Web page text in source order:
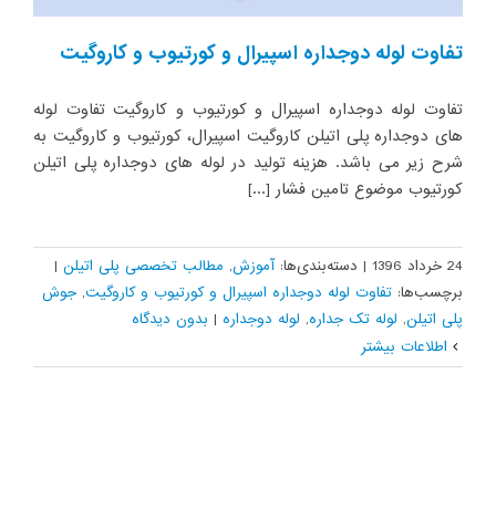
تفاوت لوله دوجداره اسپیرال و کورتیوب و کاروگیت
تفاوت لوله دوجداره اسپیرال و کورتیوب و کاروگیت تفاوت لوله
های دوجداره پلی اتیلن کاروگیت اسپیرال، کورتیوب و کاروگیت به
شرح زیر می باشد. هزینه تولید در لوله های دوجداره پلی اتیلن
کورتیوب موضوع تامین فشار [...]
24 خرداد 1396 | دسته‌بندی‌ها: آموزش, مطالب تخصصی پلی اتیلن |
برچسب‌ها: تفاوت لوله دوجداره اسپیرال و کورتیوب و کاروگیت, جوش
پلی اتیلن, لوله تک جداره, لوله دوجداره | بدون ديدگاه
اطلاعات بیشتر